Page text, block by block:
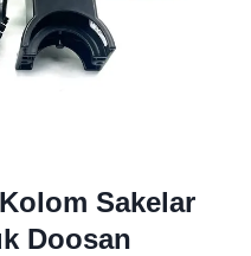
Sakelar
Doosan